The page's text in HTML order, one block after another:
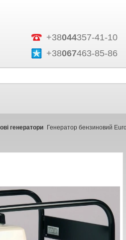
+38044357-41-10
+38067463-85-86
генератори Генератор бензиновий